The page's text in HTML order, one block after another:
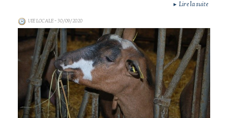
► Lire la suite
VIE LOCALE- 30/09/2020